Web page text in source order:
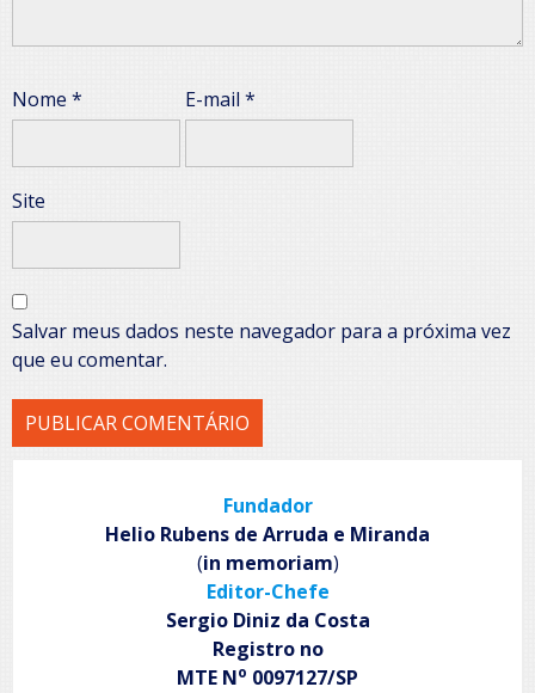
Nome * E-mail*
Site
Salvar meus dados neste navegador para a próxima vez
que eu comentar.
Fundador
Helio Rubens de Arruda e Miranda
(in memoriam)
Editor-Chefe
Sergio Diniz da Costa
Registro no
MTE No 0097127/SP